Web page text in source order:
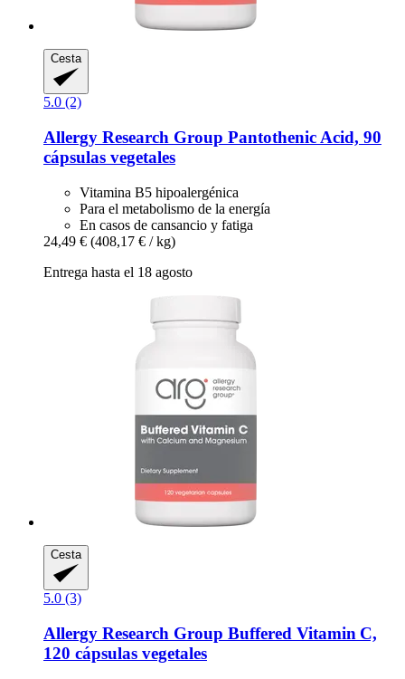
Cesta
5.0 (2)
Allergy Research Group Pantothenic Acid, 90
cápsulas vegetales
Vitamina B5 hipoalergénica
Para el metabolismo de la energía
En casos de cansancio y fatiga
24,49 € (408,17 € / kg)
Entrega hasta el 18 agosto
Cesta
5.0 (3)
Allergy Research Group Buffered Vitamin C,
120 cápsulas vegetales